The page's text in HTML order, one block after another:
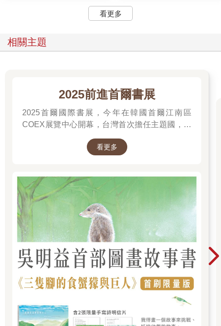
看更多
相關主題
2025前進首爾書展
2025首爾國際書展，今年在韓國首爾江南區
COEX展覽中心開幕，台灣首次擔任主題國，有
他們的作品，並共享參展喜悅。
看更多